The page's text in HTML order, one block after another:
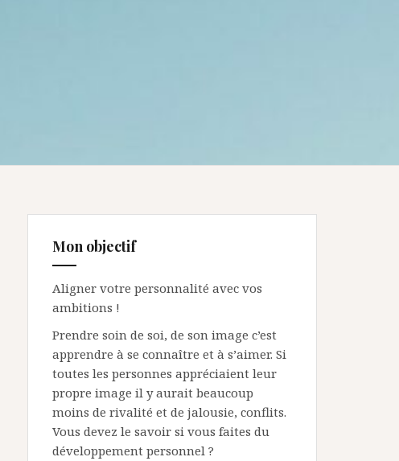
Mon objectif
Aligner votre personnalité avec vos
ambitions !
Prendre soin de soi, de son image c’est
apprendre à se connaître et à s’aimer. Si
toutes les personnes appréciaient leur
propre image il y aurait beaucoup
moins de rivalité et de jalousie, conflits.
Vous devez le savoir si vous faites du
développement personnel ?